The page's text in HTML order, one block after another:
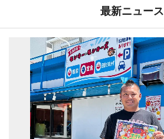
最新ニュース